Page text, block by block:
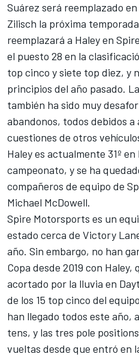
Suárez será reemplazado
Zilisch la próxima
reemplazará a Haley en
el puesto 28 en la
top cinco y siete top diez, y
principios del año pasado.
también ha sido muy
abandonos, todos debidos
cuestiones de otros
Haley es actualmente 31º
campeonato, y se ha
compañeros de equipo de
Michael McDowell.
Spire Motorsports es un
estado cerca de Victory
año. Sin embargo, no han
Copa desde 2019 con
acortado por la lluvia en
de los 15 top cinco del
han llegado todos este año,
tens, y las tres pole
vueltas desde que entró en